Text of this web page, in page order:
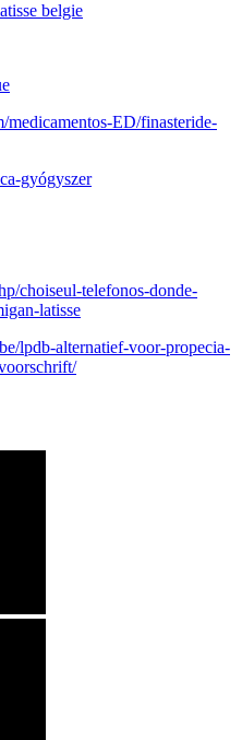
belgie
ED/finasteride-
gyógyszer
choiseul-telefonos-donde-
latisse
lpdb-alternatief-voor-propecia-